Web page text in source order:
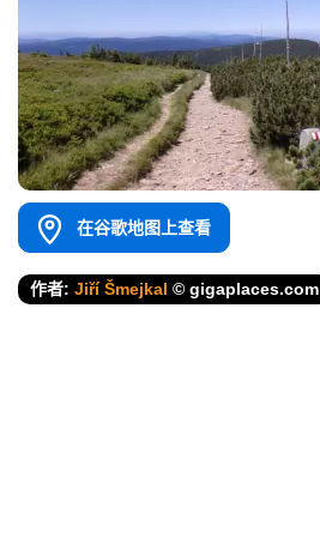
在谷歌地图上查看
作者: Jiří Šmejkal © gigaplaces.com